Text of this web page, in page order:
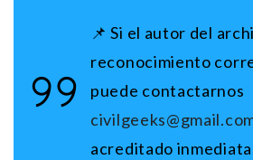
📌 Si el autor del
reconocimiento
puede contactarnos
acreditado